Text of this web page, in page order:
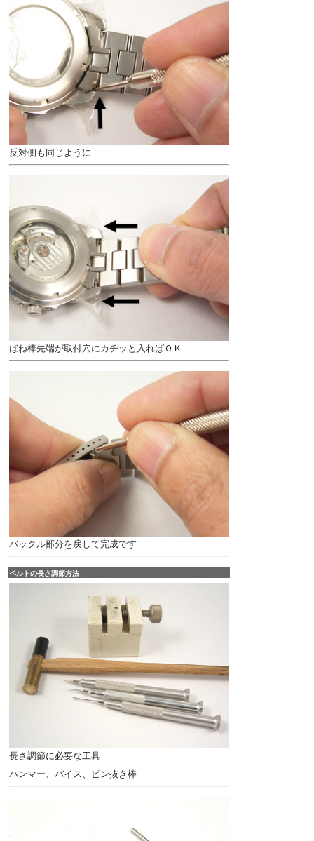
反対側も同じように
ばね棒先端が取付穴にカチッと入ればＯＫ
バックル部分を戻して完成です
ベルトの長さ調節方法
長さ調節に必要な工具
ハンマー、バイス、ピン抜き棒